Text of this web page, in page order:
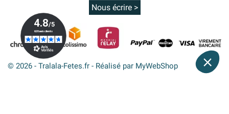
Nous écrire >
© 2026 - Tralala-Fetes.fr - Réalisé par MyWebShop